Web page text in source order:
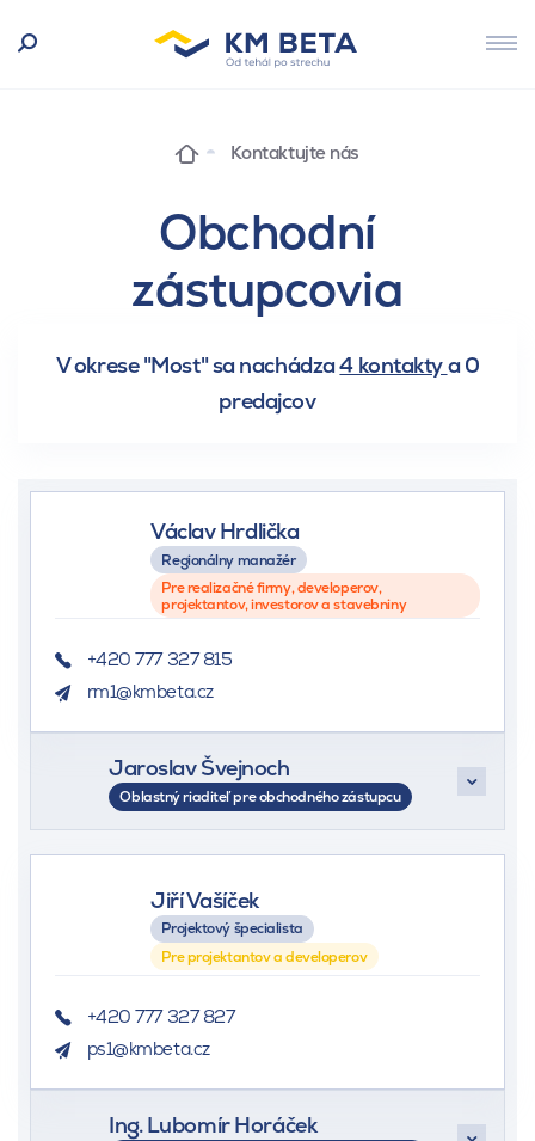
Kontaktujte nás
Obchodní
zástupcovia
V okrese "Most" sa nachádza4 kontaktya0
predajcov
Václav Hrdlička
Regionálny manažér
Pre realizačné firmy, developerov,
projektantov, investorov a stavebniny
+420 777 327 815
rm1@kmbeta.cz
Jaroslav Švejnoch
Oblastný riaditeľ pre obchodného zástupcu
cechy@kmbeta.cz
Jiří Vašíček
Projektový špecialista
Pre projektantov a developerov
+420 777 327 827
ps1@kmbeta.cz
Ing. Lubomír Horáček